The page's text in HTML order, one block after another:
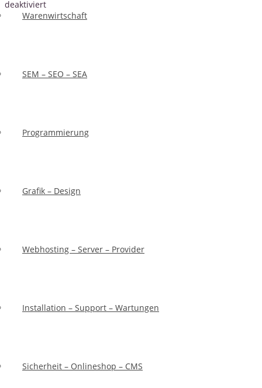
Warenwirtschaft
SEM – SEO – SEA
Programmierung
Grafik – Design
Webhosting – Server – Provider
Installation – Support – Wartungen
Sicherheit – Onlineshop – CMS
deaktiviertfür
Größenbeschränkung
Sitemap-
Indexdatei